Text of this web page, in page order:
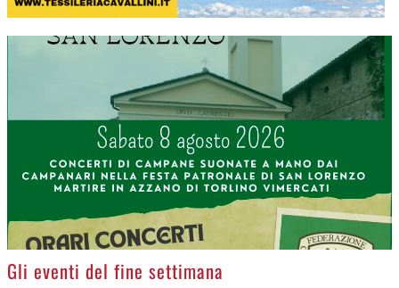
>
Gli eventi del fine settimana